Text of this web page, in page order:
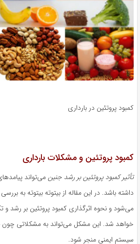
کمبود پروتئین در بارداری
کمبود پروتئین و مشکلات بارداری
تأثیر کمبود پروتئین بر رشد جنینمی‌تواند
داشته باشد. در این مقاله از بیتوته بیتوته به
می‌شود و نحوه اثرگذاری کمبود پروتئین بر رشد و
خواهد شد. این مشکل می‌تواند به مشکلاتی
سیستم ایمنی منجر شود.